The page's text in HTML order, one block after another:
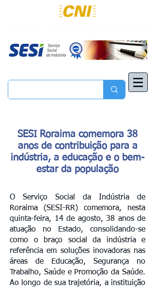
SESI Roraima comemora 38
anos de contribuição para a
indústria, a educação e o bem-
estar da população
O Serviço Social da Indústria de
Roraima (SESI-RR) comemora, nesta
quinta-feira, 14 de agosto, 38 anos de
atuação no Estado, consolidando-se
como o braço social da indústria e
referência em soluções inovadoras nas
áreas de Educação, Segurança no
Trabalho, Saúde e Promoção da Saúde.
Ao longo de sua trajetória, a instituição